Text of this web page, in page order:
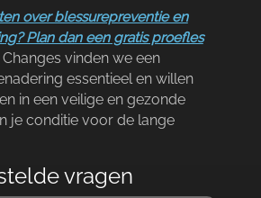
over blessurepreventie en
Plan dan een gratis proefles
vinden we een
essentieel en willen
in een veilige en gezonde
je conditie voor de lange
vragen